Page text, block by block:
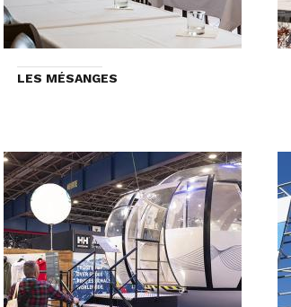
LES MÉSANGES